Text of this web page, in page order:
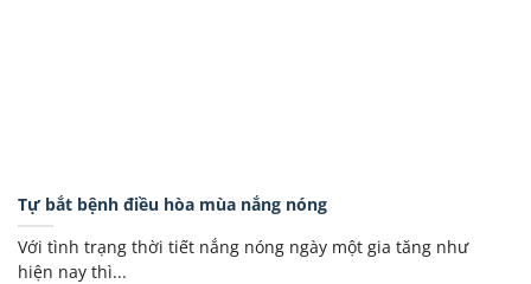
Tự bắt bệnh điều hòa mùa nắng nóng
Với tình trạng thời tiết nắng nóng ngày một gia tăng như
hiện nay thì...